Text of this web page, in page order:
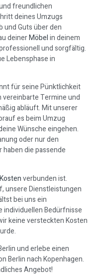
freundlichen
deines Umzugs
und Guts über den
deinerMöbelin deinem
und sorgfältig.
Lebensphase in
für seine Pünktlichkeit
vereinbarte Termine und
abläuft. Mit unserer
es beim Umzug
Wünsche eingehen.
oder nur den
die passende
Kostenverbunden ist.
unsere Dienstleistungen
bei uns ein
individuellen Bedürfnisse
keine versteckten Kosten
und erlebe einen
Berlin nach Kopenhagen.
Angebot!